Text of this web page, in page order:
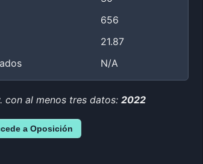
656
21.87
N/A
con al menos tres datos: 2022
a Oposición